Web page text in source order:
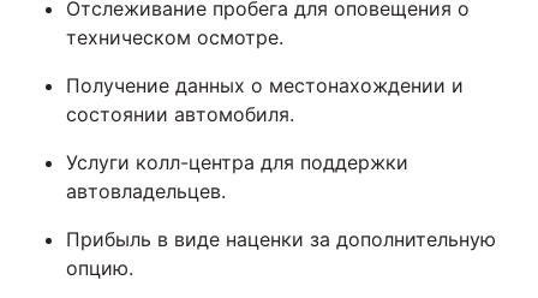
Отслеживание пробега для оповещения о
техническом осмотре.
Получение данных о местонахождении и
состоянии автомобиля.
Услуги колл-центра для поддержки
автовладельцев.
Прибыль в виде наценки за дополнительную
опцию.